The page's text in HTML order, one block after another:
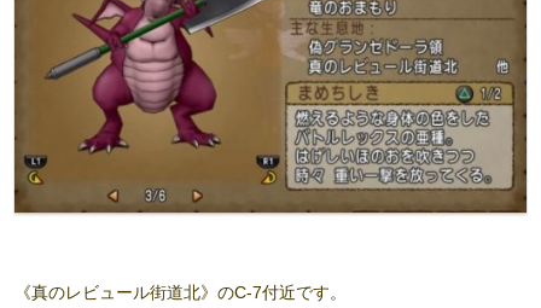
《真のレビュール街道北》のC-7付近です。